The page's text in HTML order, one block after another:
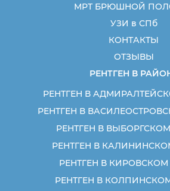
МРТ БРЮШНОЙ
УЗИ в СПб
КОНТАКТЫ
ОТЗЫВЫ
РЕНТГЕН В
РЕНТГЕН В
РЕНТГЕН В
РЕНТГЕН В
РЕНТГЕН В
РЕНТГЕН В
РЕНТГЕН В